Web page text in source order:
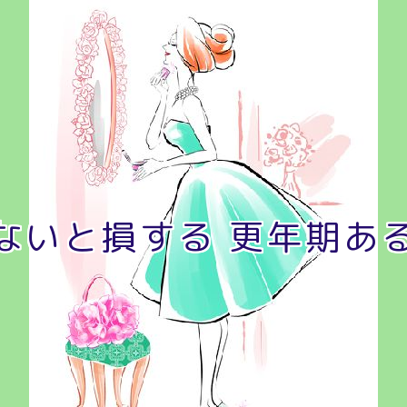
いと損する 更年期あ